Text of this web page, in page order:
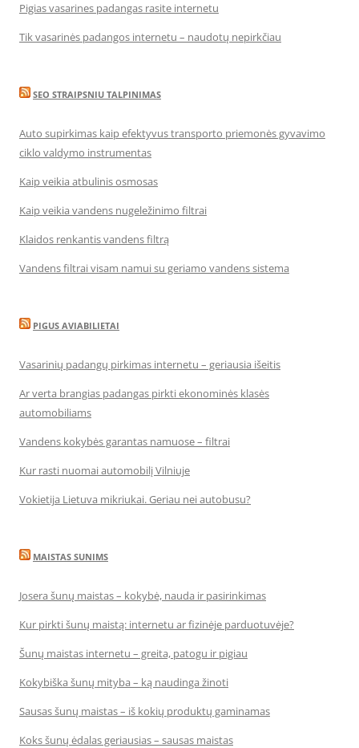
Pigias vasarines padangas rasite internetu
Tik vasarinės padangos internetu – naudotų nepirkčiau
SEO STRAIPSNIU TALPINIMAS
Auto supirkimas kaip efektyvus transporto priemonės gyvavimo
ciklo valdymo instrumentas
Kaip veikia atbulinis osmosas
Kaip veikia vandens nugeležinimo filtrai
Klaidos renkantis vandens filtrą
Vandens filtrai visam namui su geriamo vandens sistema
PIGUS AVIABILIETAI
Vasarinių padangų pirkimas internetu – geriausia išeitis
Ar verta brangias padangas pirkti ekonominės klasės
automobiliams
Vandens kokybės garantas namuose – filtrai
Kur rasti nuomai automobilį Vilniuje
Vokietija Lietuva mikriukai. Geriau nei autobusu?
MAISTAS SUNIMS
Josera šunų maistas – kokybė, nauda ir pasirinkimas
Kur pirkti šunų maistą: internetu ar fizinėje parduotuvėje?
Šunų maistas internetu – greita, patogu ir pigiau
Kokybiška šunų mityba – ką naudinga žinoti
Sausas šunų maistas – iš kokių produktų gaminamas
Koks šunų ėdalas geriausias – sausas maistas